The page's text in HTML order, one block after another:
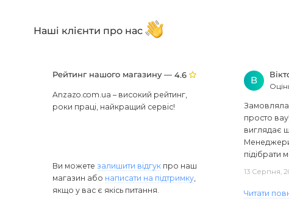
Наші клієнти про нас
Рейтинг нашого магазину —4.6
Anzazo.com.ua – високий рейтинг,
роки праці, найкращий сервіс!
Ви можете залишити відгук про наш
магазин або написати на підтримку,
якщо у вас є якісь питання.
В
Замовляла
просто
виглядає
підібрати
13 Серпня,
Читати